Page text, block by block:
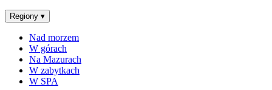
Regiony ▾
Nad morzem
W górach
Na Mazurach
W zabytkach
W SPA